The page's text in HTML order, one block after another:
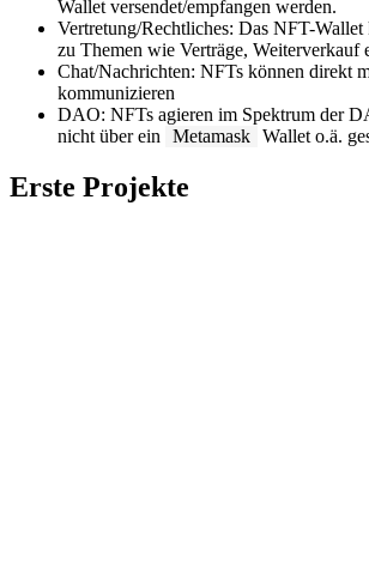
Wallet versendet/empfangen werden.
Vertretung/Rechtliches: Das NFT-
zu Themen wie Verträge, Weiterverkauf
Chat/Nachrichten: NFTs können direkt
kommunizieren
DAO: NFTs agieren im Spektrum der
nicht über ein Metamask Wallet o.ä.
Erste Projekte